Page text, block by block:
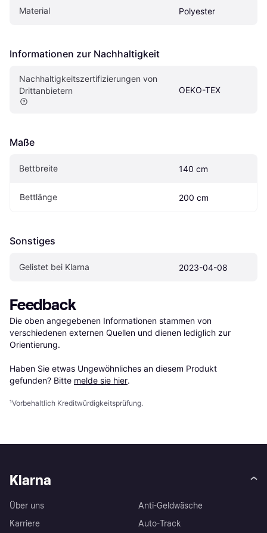
Material Polyester
Informationen zur Nachhaltigkeit
Nachhaltigkeitszertifizierungen von
Drittanbietern
OEKO-TEX
Maße
Bettbreite 140 cm
Bettlänge 200 cm
Sonstiges
Gelistet bei Klarna 2023-04-08
Feedback
Die oben angegebenen Informationen stammen von
verschiedenen externen Quellen und dienen lediglich zur
Orientierung.
Haben Sie etwas Ungewöhnliches an diesem Produkt
gefunden? Bitte melde sie hier.
¹Vorbehaltlich Kreditwürdigkeitsprüfung.
Klarna
Über uns
Karriere
Anti-Geldwäsche
Auto-Track